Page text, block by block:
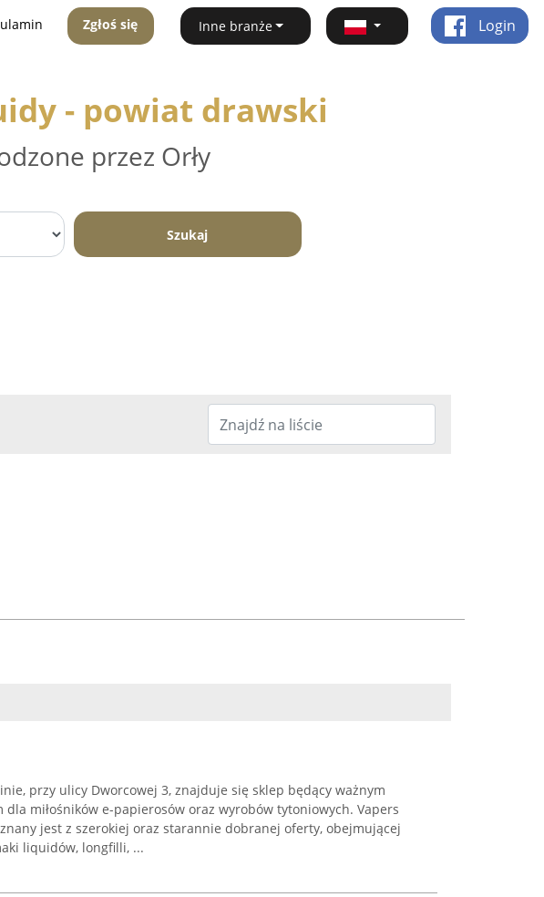
Zgłoś się Inne branże Login
- powiat drawski
przez Orły
Szukaj
przy ulicy Dworcowej 3, znajduje się sklep będący ważnym
dla miłośników e-papierosów oraz wyrobów tytoniowych. Vapers
jest z szerokiej oraz starannie dobranej oferty, obejmującej
liquidów, longfilli, ...